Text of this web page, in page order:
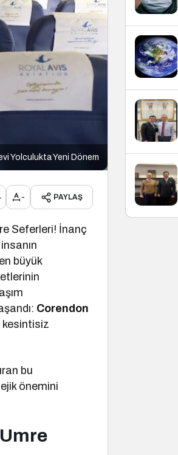
Yolculukta Yeni Dönem
- PAYLAŞ
Seferleri! İnanç
büyük
Corendon
kesintisiz
bu
önemini